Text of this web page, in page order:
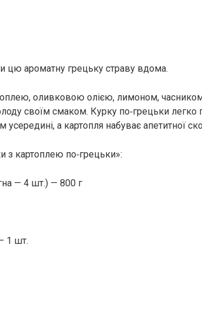
цю ароматну грецьку страву вдома.
оливковою олією, лимоном,
своїм смаком. Курку по‑грецьки легко
усередині, а картопля набуває апетитної
з картоплею по‑грецьки»:
— 4 шт.) — 800 г
1 шт.